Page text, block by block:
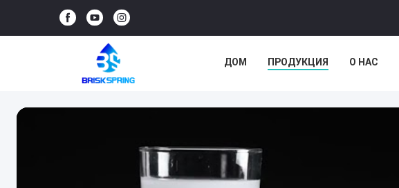
ДОМ ПРОДУКЦИЯ О НАС